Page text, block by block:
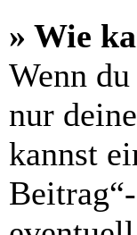
» Wie
Wenn
nur
kannst